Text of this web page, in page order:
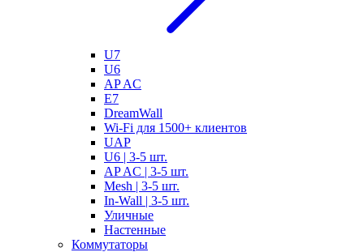
U7
U6
AP AC
E7
DreamWall
Wi-Fi для 1500+ клиентов
UAP
U6 | 3-5 шт.
AP AC | 3-5 шт.
Mesh | 3-5 шт.
In-Wall | 3-5 шт.
Уличные
Настенные
Коммутаторы